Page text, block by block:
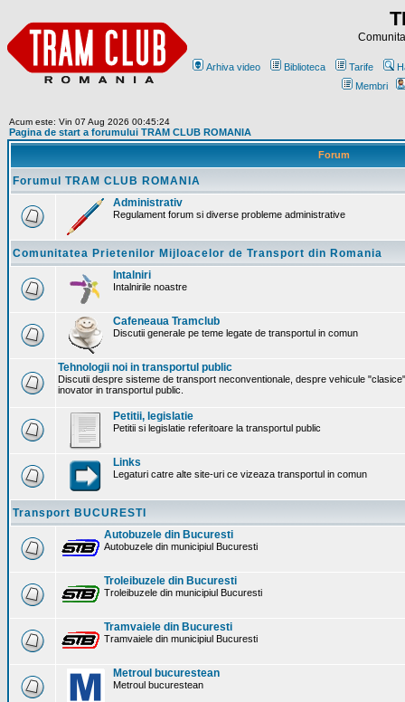
Arhiva video Biblioteca Tarife
Membri
Acum este: Vin 07 Aug 2026 00:45:24
Pagina de start a forumului TRAM CLUB ROMANIA
Forum
Forumul TRAM CLUB ROMANIA
Administrativ
Regulament forum si diverse probleme administrative
Comunitatea Prietenilor Mijloacelor de Transport din Romania
Intalniri
Intalnirile noastre
Cafeneaua Tramclub
Discutii generale pe teme legate de transportul in comun
Tehnologii noi in transportul public
Discutii despre sisteme de transport neconventionale, despre vehicule
inovator in transportul public.
Petitii, legislatie
Petitii si legislatie referitoare la transportul public
Links
Legaturi catre alte site-uri ce vizeaza transportul in comun
Transport BUCURESTI
Autobuzele din Bucuresti
Autobuzele din municipiul Bucuresti
Troleibuzele din Bucuresti
Troleibuzele din municipiul Bucuresti
Tramvaiele din Bucuresti
Tramvaiele din municipiul Bucuresti
Metroul bucurestean
Metroul bucurestean